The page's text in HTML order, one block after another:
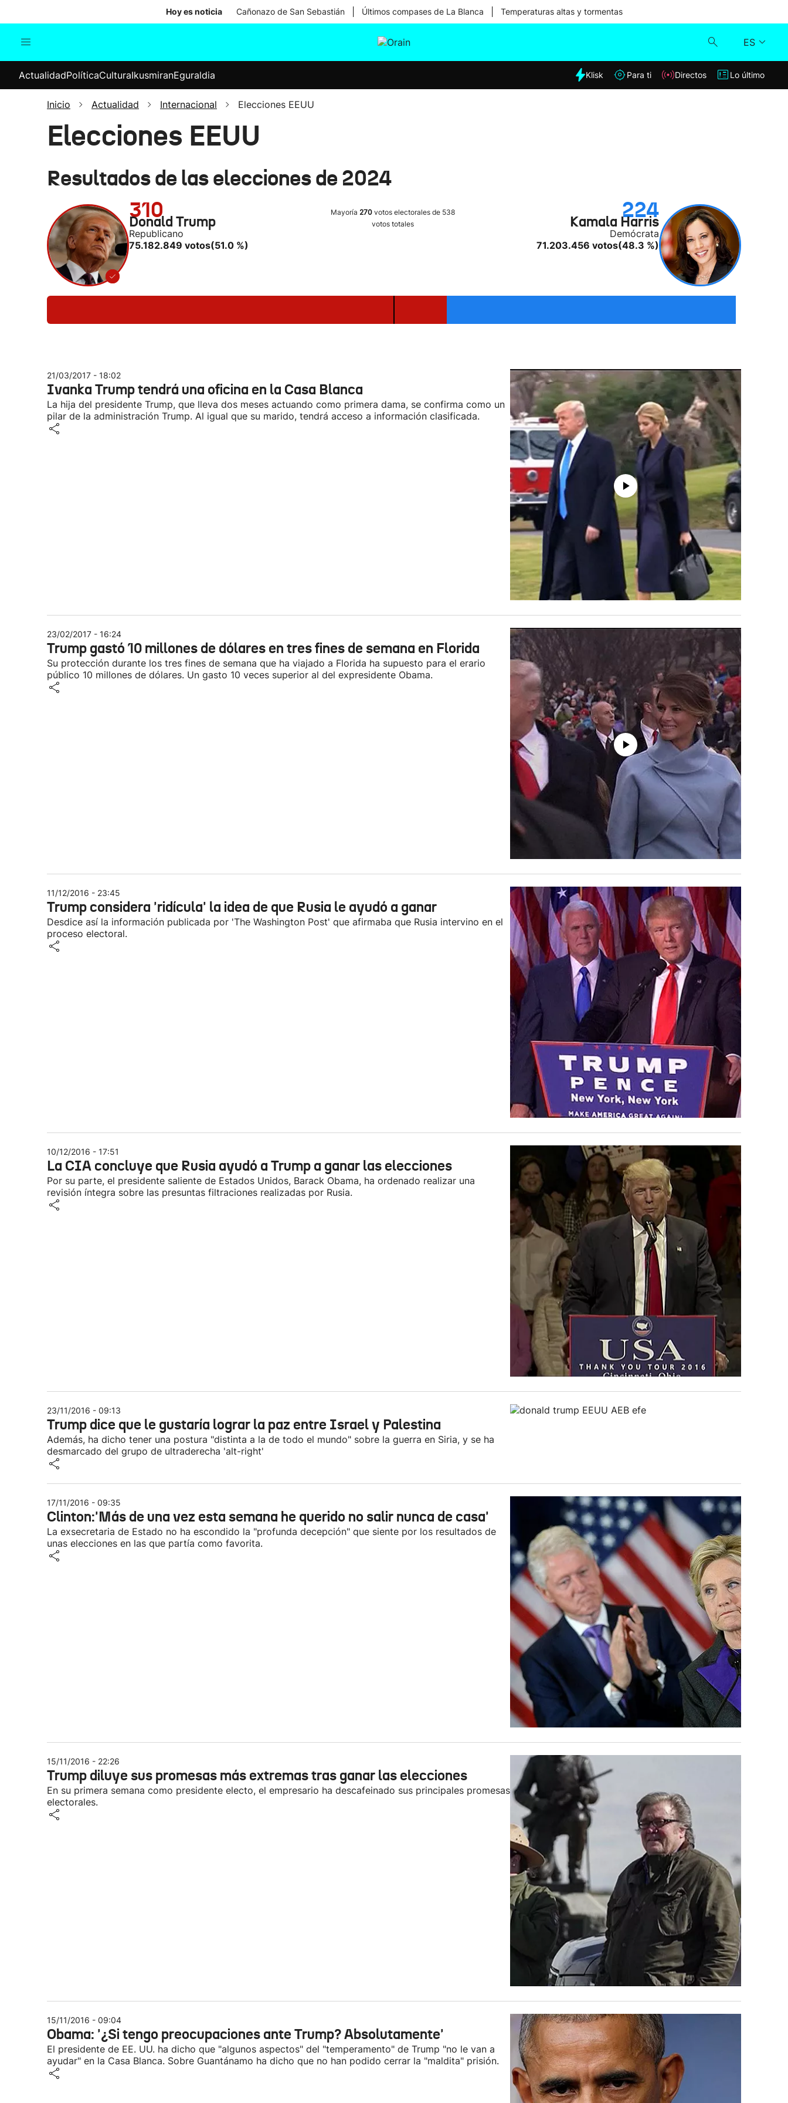
Hoy es noticia Cañonazo de San Sebastián Últimos compases de La Blanca Temperaturas altas y tormentas
ES
Internacional
Elecciones
Klisk
ActualidadPolíticaCulturaIkusmiranEguraldia Klisk Para ti Directos Lo último
Inicio Actualidad Internacional Elecciones EEUU
Elecciones EEUU
Resultados de las elecciones de 2024
310
Donald Trump
Republicano
75.182.849 votos(51.0 %)
Mayoría 270votos electorales de 538
votos totales
224
Kamala Harris
Demócrata
71.203.456 votos(48.3 %)
21/03/2017 - 18:02
Ivanka Trump tendrá una oficina en la Casa Blanca
La hija del presidente Trump, que lleva dos meses actuando como primera dama, se confirma como un
pilar de la administración Trump. Al igual que su marido, tendrá acceso a información clasificada.
23/02/2017 - 16:24
Trump gastó 10 millones de dólares en tres fines de semana en Florida
Su protección durante los tres fines de semana que ha viajado a Florida ha supuesto para el erario
público 10 millones de dólares. Un gasto 10 veces superior al del expresidente Obama.
11/12/2016 - 23:45
Trump considera 'ridícula' la idea de que Rusia le ayudó a ganar
Desdice así la información publicada por 'The Washington Post' que afirmaba que Rusia intervino en el
proceso electoral.
10/12/2016 - 17:51
La CIA concluye que Rusia ayudó a Trump a ganar las elecciones
Por su parte, el presidente saliente de Estados Unidos, Barack Obama, ha ordenado realizar una
revisión íntegra sobre las presuntas filtraciones realizadas por Rusia.
23/11/2016 - 09:13
Trump dice que le gustaría lograr la paz entre Israel y Palestina
Además, ha dicho tener una postura "distinta a la de todo el mundo" sobre la guerra en Siria, y se ha
desmarcado del grupo de ultraderecha 'alt-right'
17/11/2016 - 09:35
Clinton:'Más de una vez esta semana he querido no salir nunca de casa'
La exsecretaria de Estado no ha escondido la "profunda decepción" que siente por los resultados de
unas elecciones en las que partía como favorita.
15/11/2016 - 22:26
Trump diluye sus promesas más extremas tras ganar las elecciones
En su primera semana como presidente electo, el empresario ha descafeinado sus principales promesas
electorales.
15/11/2016 - 09:04
Obama: '¿Si tengo preocupaciones ante Trump? Absolutamente'
El presidente de EE. UU. ha dicho que "algunos aspectos" del "temperamento" de Trump "no le van a
ayudar" en la Casa Blanca. Sobre Guantánamo ha dicho que no han podido cerrar la "maldita" prisión.